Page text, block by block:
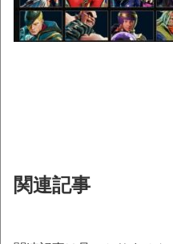
関連記事